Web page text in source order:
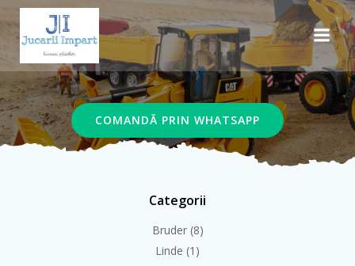
to
content
COMANDĂ PRIN WHATSAPP
Categorii
Bruder (8)
Linde (1)